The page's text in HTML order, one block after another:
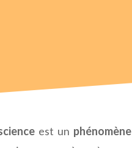
est un phénomène